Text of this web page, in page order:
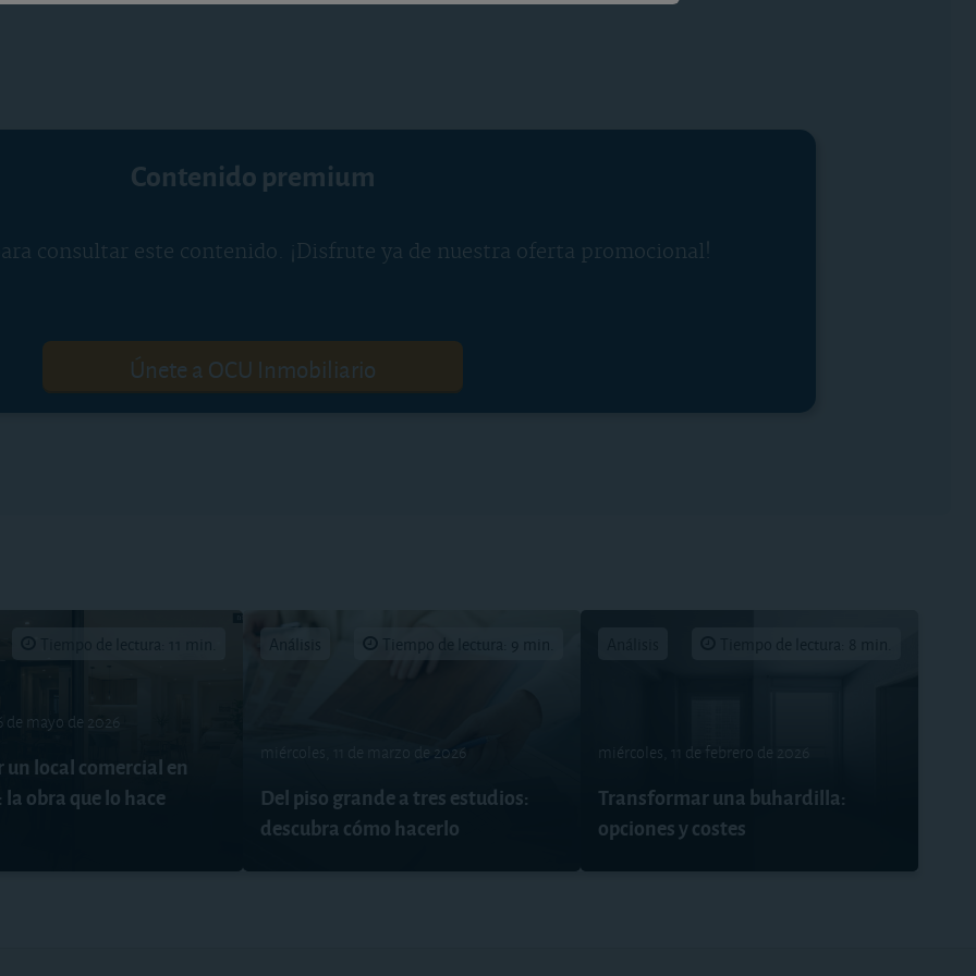
Contenido premium
consultar este contenido. ¡Disfrute ya de nuestra oferta promocional!
Únete a OCU Inmobiliario
de mayo de 2026
local comercial en
obra que lo hace
Tiempo de lectura: 9 min.
miércoles, 11 de marzo de 2026
Del piso grande a tres estudios:
descubra cómo hacerlo
miércoles, 11 de febrero de 2026
Transformar una buhardilla:
opciones y costes